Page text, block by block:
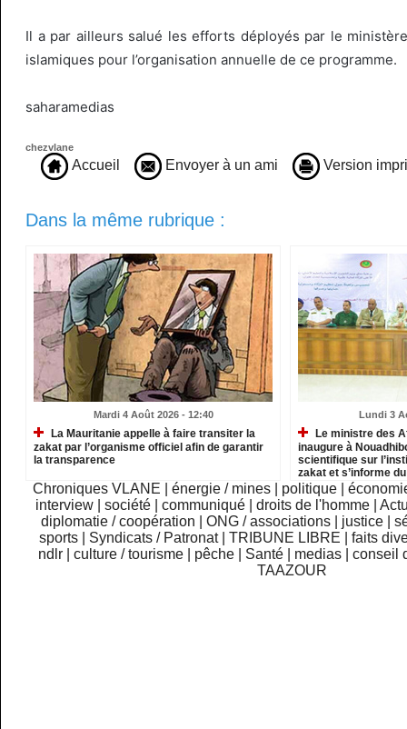
Il a par ailleurs salué les efforts déployés par le
islamiques pour l’organisation annuelle de ce programme.
saharamedias
chezvlane
Accueil Envoyer à un ami Version
Dans la même rubrique :
Mardi 4 Août 2026 - 12:40
La Mauritanie appelle à faire transiter la
zakat par l’organisme officiel afin de garantir
la transparence
Lundi 3
Le ministre des
inaugure à
scientifique sur
zakat et s’informe
institutions relevant
Chroniques VLANE énergie / mines politique
interview
|société |communiqué |droits de l'homme |
diplomatie / coopération
ONG / associations justice
sports
Syndicats / Patronat TRIBUNE LIBRE
faits
ndlr
|culture / tourisme pêche Santé medias |conseil
TAAZOUR